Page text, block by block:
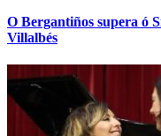
O Bergantiños supera ó
Villalbés